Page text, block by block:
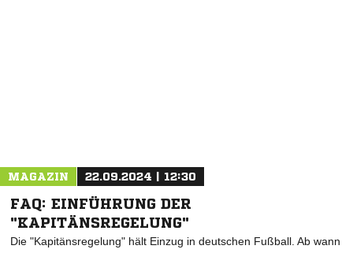
MAGAZIN 22.09.2024 | 12:30
FAQ: EINFÜHRUNG DER
"KAPITÄNSREGELUNG"
Die "Kapitänsregelung" hält Einzug in deutschen Fußball. Ab wann